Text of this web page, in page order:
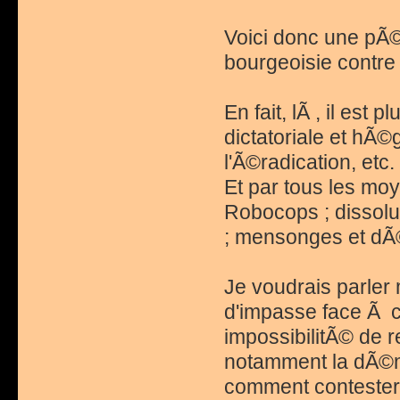
Voici donc une
bourgeoisie
En fait, lÃ , il est
dictatoriale et
l'Ã©radication,
Et par tous les
Robocops ;
; mensonges et
Je voudrais parler
d'impasse face Ã
impossibilitÃ© de
notamment la
comment